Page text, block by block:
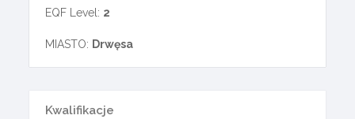
EQF Level: 2
MIASTO: Drwęsa
Kwalifikacje